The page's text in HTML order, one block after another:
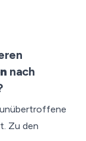
nach
Zu den